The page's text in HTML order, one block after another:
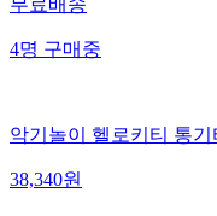
무료배송
4명 구매중
악기놀이 헬로키티 통
38,340원